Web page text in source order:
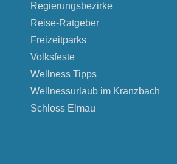
Regierungsbezirke
Reise-Ratgeber
Freizeitparks
Volksfeste
Wellness Tipps
Wellnessurlaub im Kranzbach
Schloss Elmau